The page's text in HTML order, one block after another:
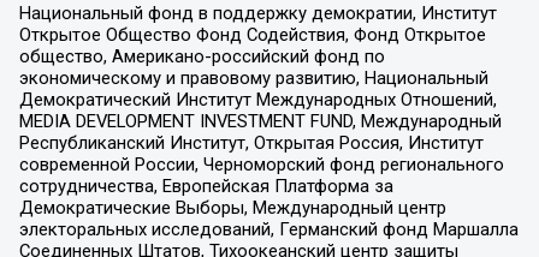
Национальный фонд в поддержку демократии, Институт
Открытое Общество Фонд Содействия, Фонд Открытое
общество, Американо-российский фонд по
экономическому и правовому развитию, Национальный
Демократический Институт Международных Отношений,
MEDIA DEVELOPMENT INVESTMENT FUND, Международный
Республиканский Институт, Открытая Россия, Институт
современной России, Черноморский фонд регионального
сотрудничества, Европейская Платформа за
Демократические Выборы, Международный центр
электоральных исследований, Германский фонд Маршалла
Соединенных Штатов, Тихоокеанский центр защиты